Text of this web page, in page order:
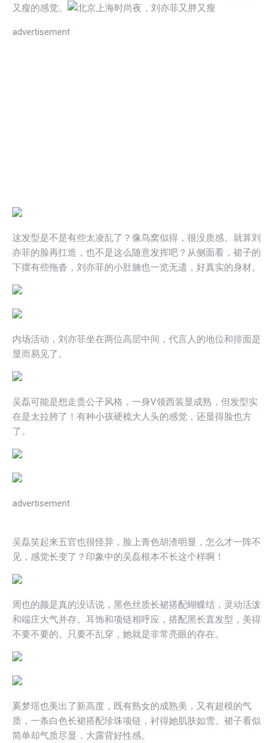
又瘦的感觉。
advertisement
这发型是不是有些太凌乱了？像鸟窝似得，很没质感。就算刘
亦菲的脸再扛造，也不是这么随意发挥吧？从侧面看，裙子的
下摆有些拖沓，刘亦菲的小肚腩也一览无遗，好真实的身材。
内场活动，刘亦菲坐在两位高层中间，代言人的地位和排面是
显而易见了。
吴磊可能是想走贵公子风格，一身V领西装显成熟，但发型实
在是太拉胯了！有种小孩硬梳大人头的感觉，还显得脸也方
了。
advertisement
吴磊笑起来五官也很怪异，脸上青色胡渣明显，怎么才一阵不
见，感觉长变了？印象中的吴磊根本不长这个样啊！
周也的颜是真的没话说，黑色丝质长裙搭配蝴蝶结，灵动活泼
和端庄大气并存。耳饰和项链相呼应，搭配黑长直发型，美得
不要不要的。只要不乱穿，她就是非常亮眼的存在。
奚梦瑶也美出了新高度，既有熟女的成熟美，又有超模的气
质，一条白色长裙搭配珍珠项链，衬得她肌肤如雪。裙子看似
简单却气质尽显，大露背好性感。